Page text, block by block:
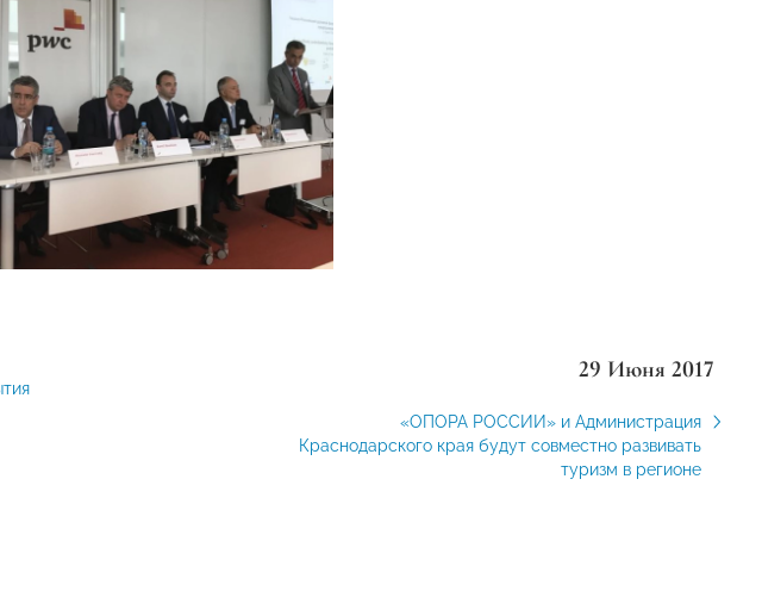
29 Июня 2017
«ОПОРА РОССИИ» и Администрация
Краснодарского края будут совместно развивать
туризм в регионе